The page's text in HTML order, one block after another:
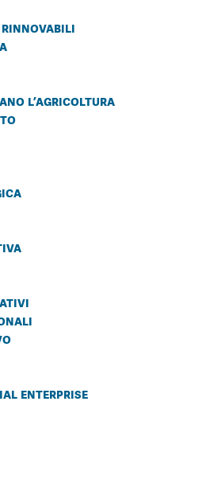
rinnovabili
l’agricoltura
enterprise